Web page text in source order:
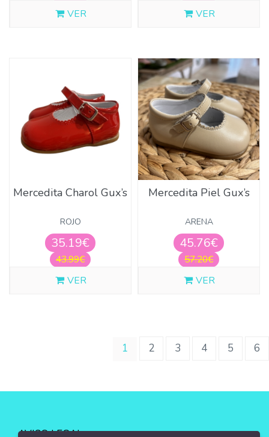
VER
VER
Mercedita Charol Gux’s
ROJO
35.19€
43.99€
VER
Mercedita Piel Gux’s
ARENA
45.76€
57.20€
VER
1 (current)
2 3 4 5 6